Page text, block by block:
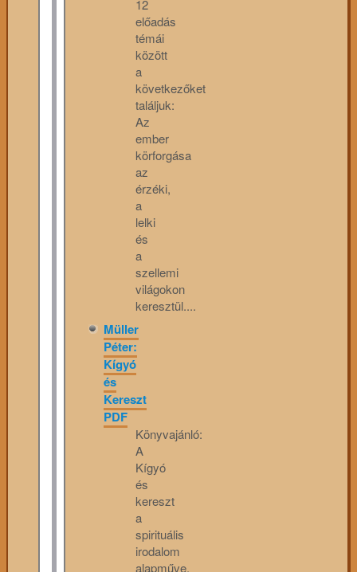
12
előadás
témái
között
a
következőket
találjuk:
Az
ember
körforgása
az
érzéki,
a
lelki
és
a
szellemi
világokon
keresztül....
Müller
Péter:
Kígyó
és
Kereszt
PDF
Könyvajánló:
A
Kígyó
és
kereszt
a
spirituális
irodalom
alapműve.